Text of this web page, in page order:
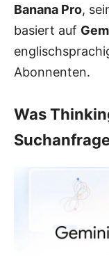
Banana Pro,
basiert auf
Abonnenten.
Was